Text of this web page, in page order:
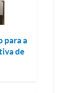
para a
de